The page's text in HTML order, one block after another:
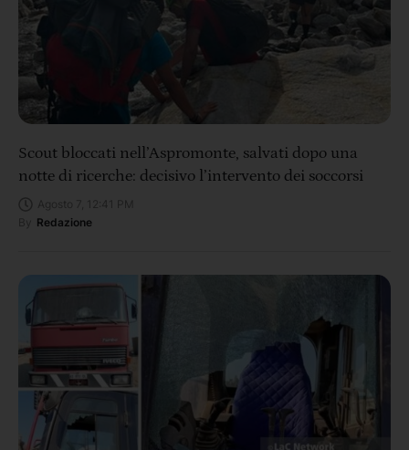
Scout bloccati nell’Aspromonte, salvati dopo una
notte di ricerche: decisivo l’intervento dei soccorsi
Redazione